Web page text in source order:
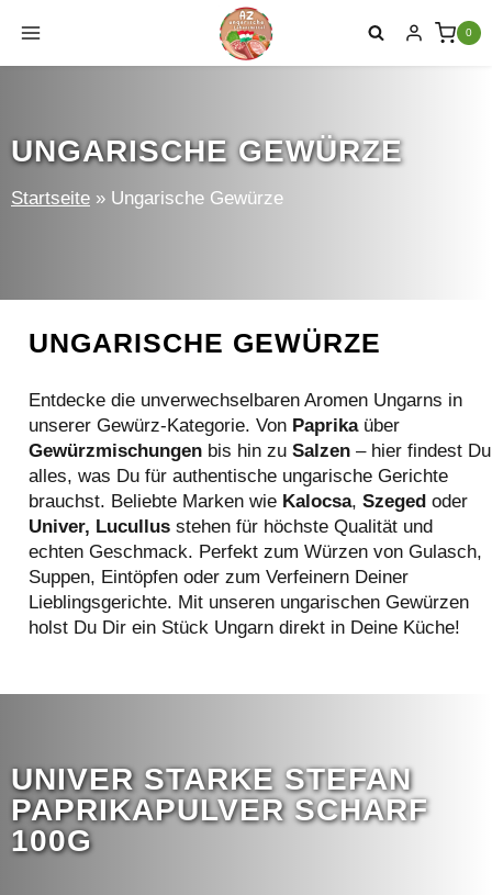
Inhalt
springen
0
UNGARISCHE GEWÜRZE
Startseite » Ungarische Gewürze
UNGARISCHE GEWÜRZE
Entdecke die unverwechselbaren Aromen Ungarns in
unserer Gewürz-Kategorie. Von Paprikaüber
Gewürzmischungenbis hin zu Salzen– hier findest Du
alles, was Du für authentische ungarische Gerichte
brauchst. Beliebte Marken wie Kalocsa, Szegedoder
Univer, Lucullusstehen für höchste Qualität und
echten Geschmack. Perfekt zum Würzen von Gulasch,
Suppen, Eintöpfen oder zum Verfeinern Deiner
Lieblingsgerichte. Mit unseren ungarischen Gewürzen
holst Du Dir ein Stück Ungarn direkt in Deine Küche!
UNIVER STARKE STEFAN
PAPRIKAPULVER SCHARF
100G